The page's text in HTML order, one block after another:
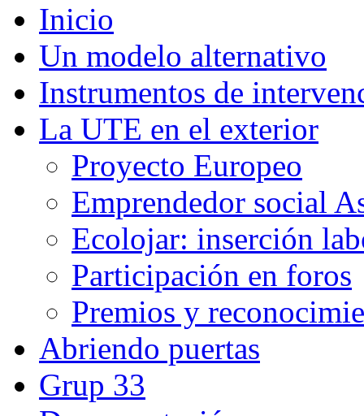
Inicio
Un modelo alternativo
Instrumentos de
La UTE en el exterior
Proyecto Europeo
Emprendedor social
Ecolojar: inserción
Participación en foros
Premios y
Abriendo puertas
Grup 33